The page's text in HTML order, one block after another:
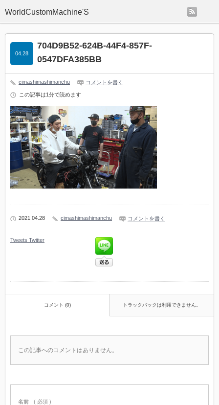
WorldCustomMachine'S
704D9B52-624B-44F4-857F-
0547DFA385BB
04.28
cimashimashimanchu コメントを書く
この記事は1分で読めます
2021 04.28 cimashimashimanchu コメントを書く
Tweets Twitter
コメント (0) トラックバックは利用できません。
この記事へのコメントはありません。
名前 ( 必須 )